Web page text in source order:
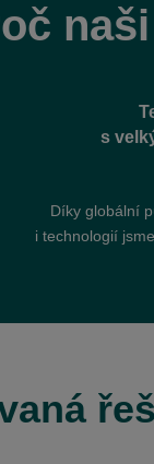
s
Díky globální
i technologií